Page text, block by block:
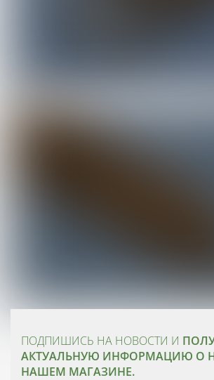
ПОДПИШИСЬ НА НОВОСТИ И
АКТУАЛЬНУЮ ИНФОРМАЦИЮ О
НАШЕМ МАГАЗИНЕ.